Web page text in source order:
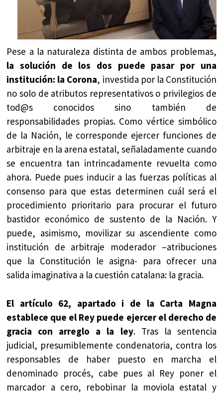
Pese a la naturaleza distinta de ambos problemas,
la solución de los dos puede pasar por una
institución: la Corona, investida por la Constitución
no solo de atributos representativos o privilegios de
tod@s conocidos sino también de
responsabilidades propias. Como vértice simbólico
de la Nación, le corresponde ejercer funciones de
arbitraje en la arena estatal, señaladamente cuando
se encuentra tan intrincadamente revuelta como
ahora. Puede pues inducir a las fuerzas políticas al
consenso para que estas determinen cuál será el
procedimiento prioritario para procurar el futuro
bastidor económico de sustento de la Nación. Y
puede, asimismo, movilizar su ascendiente como
institución de arbitraje moderador –atribuciones
que la Constitución le asigna- para ofrecer una
salida imaginativa a la cuestión catalana: la gracia.
El artículo 62, apartado i de la Carta Magna
establece que el Rey puede ejercer el derecho de
gracia con arreglo a la ley. Tras la sentencia
judicial, presumiblemente condenatoria, contra los
responsables de haber puesto en marcha el
denominado procés, cabe pues al Rey poner el
marcador a cero, rebobinar la moviola estatal y